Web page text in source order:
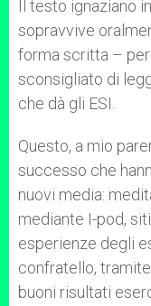
Il testo ignaziano
sopravvive
forma scritta –
sconsigliato di
che dà gli ESI.
Questo, a mio
successo che
nuovi media:
mediante I-pod,
esperienze degli
confratello,
buoni risultati